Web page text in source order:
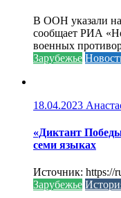
В ООН указали
сообщает РИА
военных
Зарубежье
18.04.2023
«Диктант
семи языках
Источник: https://
Зарубежье